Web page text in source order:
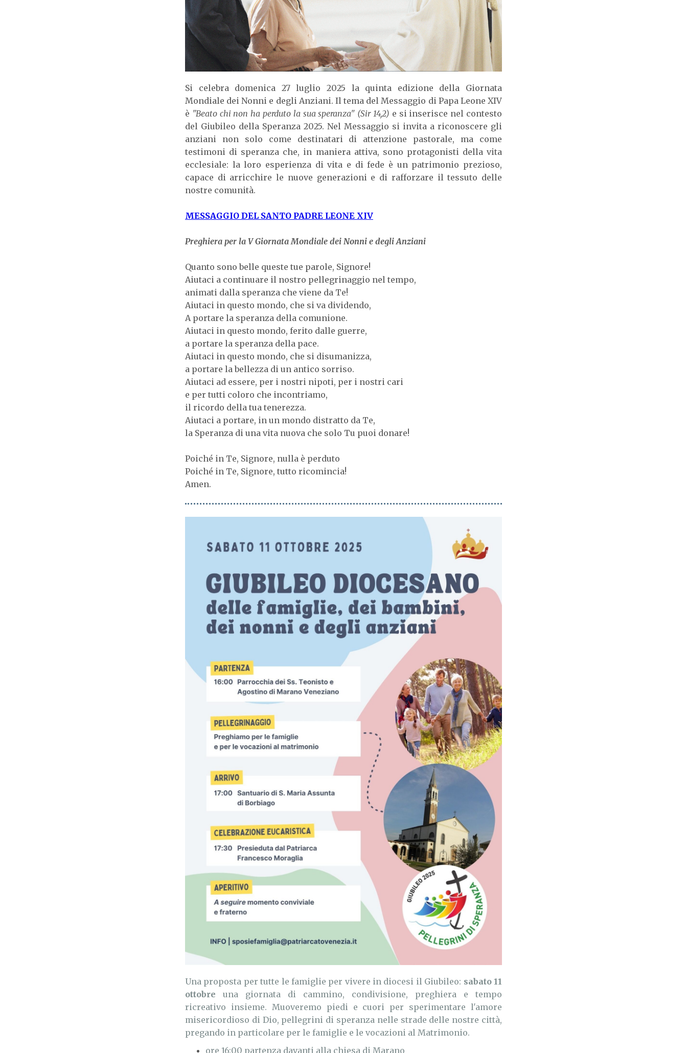
Si celebra domenica 27 luglio 2025 la quinta edizione della Giornata
Mondiale dei Nonni e degli Anziani. Il tema del Messaggio di Papa Leone XIV
è "Beato chi non ha perduto la sua speranza" (Sir 14,2) e si inserisce nel contesto
del Giubileo della Speranza 2025. Nel Messaggio si invita a riconoscere gli
anziani non solo come destinatari di attenzione pastorale, ma come
testimoni di speranza che, in maniera attiva, sono protagonisti della vita
ecclesiale: la loro esperienza di vita e di fede è un patrimonio prezioso,
capace di arricchire le nuove generazioni e di rafforzare il tessuto delle
nostre comunità.
MESSAGGIO DEL SANTO PADRE LEONE XIV
Preghiera per la V Giornata Mondiale dei Nonni e degli Anziani
Quanto sono belle queste tue parole, Signore!
Aiutaci a continuare il nostro pellegrinaggio nel tempo,
animati dalla speranza che viene da Te!
Aiutaci in questo mondo, che si va dividendo,
A portare la speranza della comunione.
Aiutaci in questo mondo, ferito dalle guerre,
a portare la speranza della pace.
Aiutaci in questo mondo, che si disumanizza,
a portare la bellezza di un antico sorriso.
Aiutaci ad essere, per i nostri nipoti, per i nostri cari
e per tutti coloro che incontriamo,
il ricordo della tua tenerezza.
Aiutaci a portare, in un mondo distratto da Te,
la Speranza di una vita nuova che solo Tu puoi donare!
Poiché in Te, Signore, nulla è perduto
Poiché in Te, Signore, tutto ricomincia!
Amen.
Una proposta per tutte le famiglie per vivere in diocesi il Giubileo: sabato 11
ottobre una giornata di cammino, condivisione, preghiera e tempo
ricreativo insieme. Muoveremo piedi e cuori per sperimentare l'amore
misericordioso di Dio, pellegrini di speranza nelle strade delle nostre città,
pregando in particolare per le famiglie e le vocazioni al Matrimonio.
ore 16:00 partenza davanti alla chiesa di Marano